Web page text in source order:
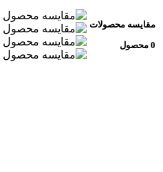
مقایسه محصولات
0 محصول